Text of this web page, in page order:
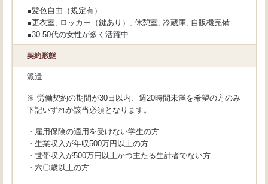
●髪色自由（規定有）
●更衣室, ロッカー（鍵あり）, 休憩室, 冷蔵庫, 自販機完備
●30-50代の女性が多く活躍中
契約形態
派遣
※ 労働契約の期間が30日以内、週20時間未満を希望の方のみ
下記いずれか該当必須となります。
・雇用保険の適用を受けない学生の方
・生業収入が年収500万円以上の方
・世帯収入が500万円以上かつ主たる生計者でない方
・六〇歳以上の方